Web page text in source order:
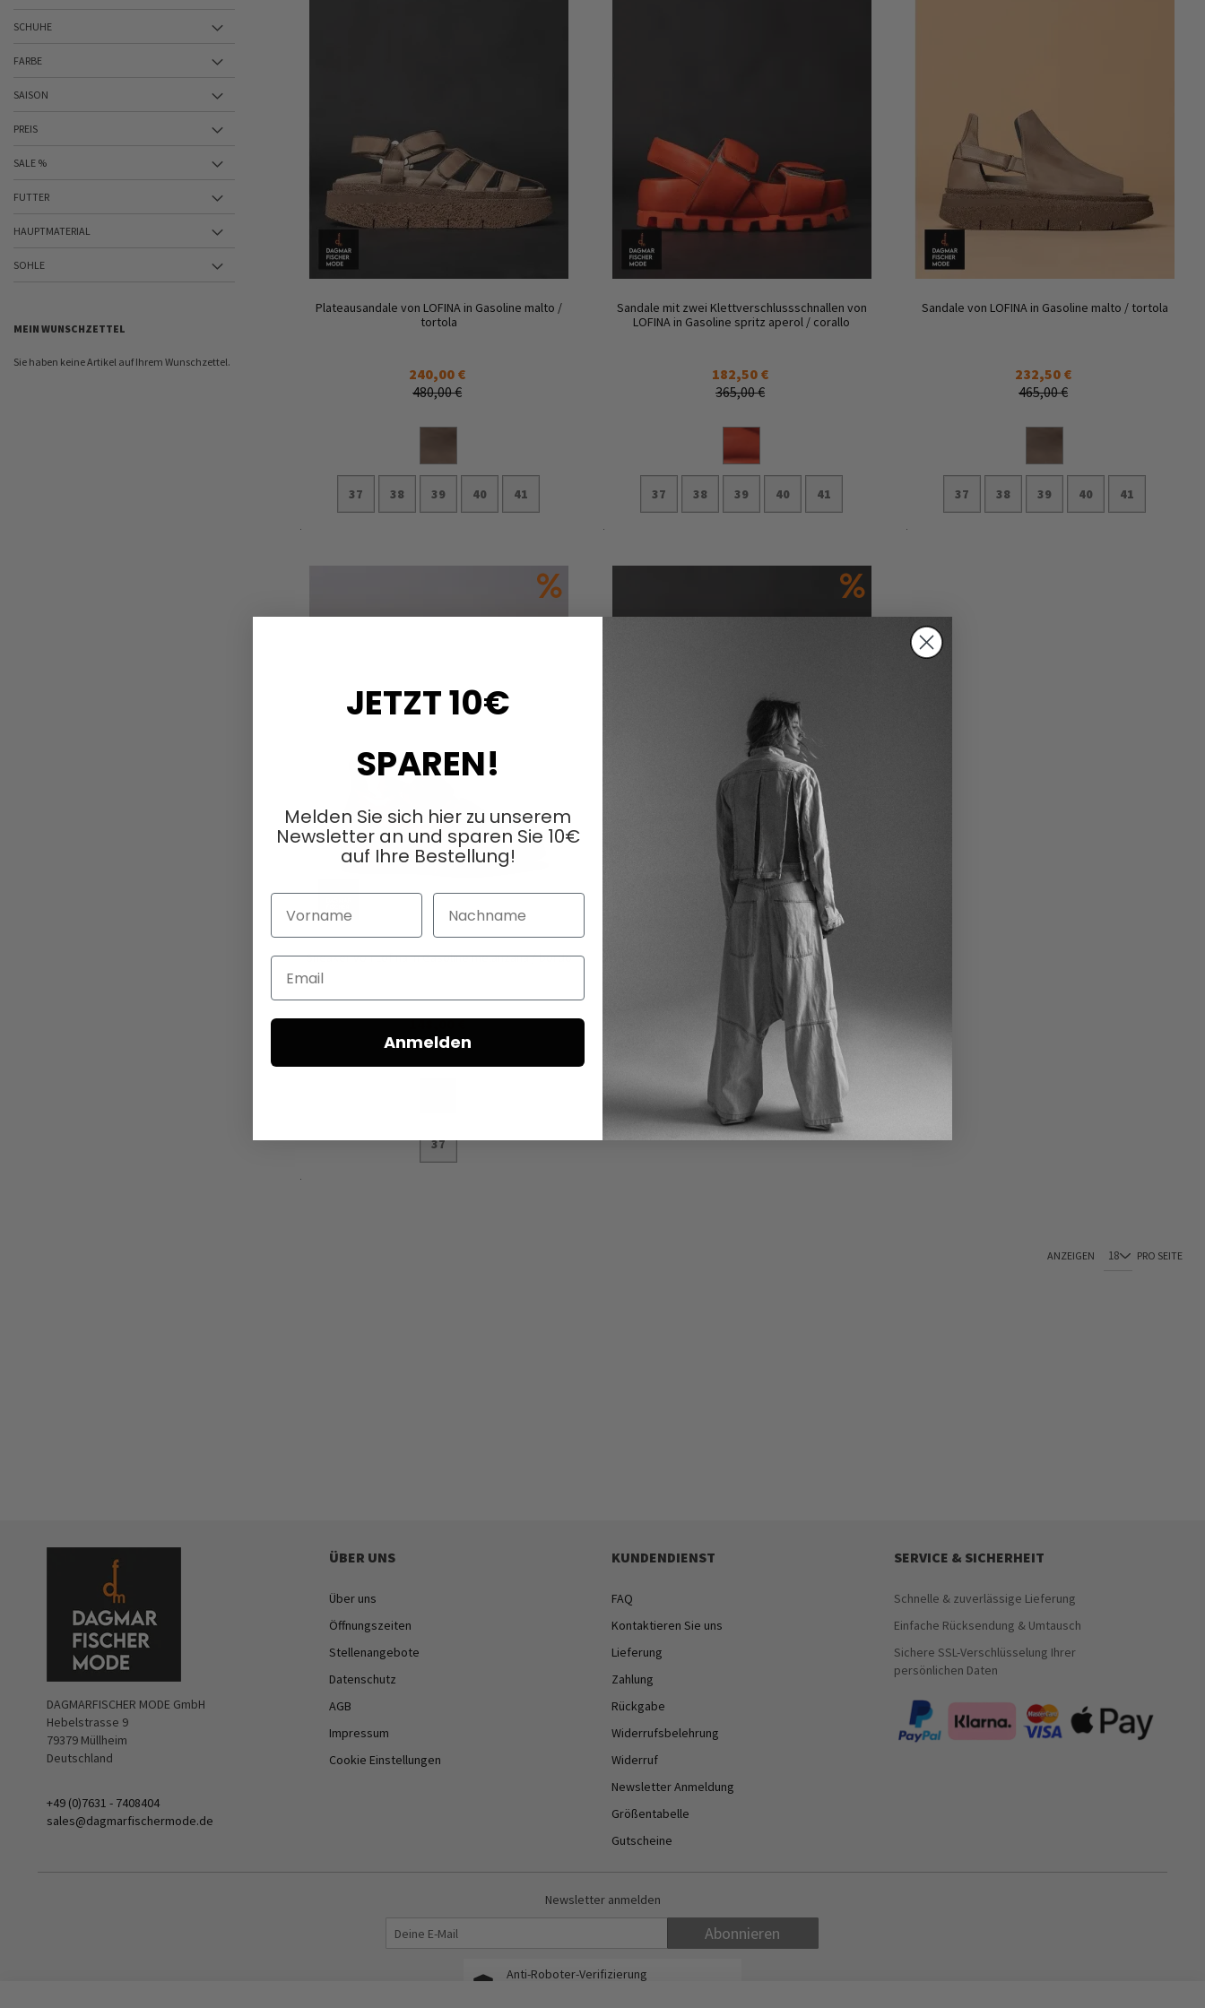
Plateausandale von LOFINA in Gasoline malto /
tortola
240,00 €
480,00 €
37 38 39 40 41
Sandale mit zwei Klettverschlussschnallen von
LOFINA in Gasoline spritz aperol / corallo
182,50 €
365,00 €
37 38 39 40 41
Sandale von LOFINA in Gasoline malto / tortola
232,50 €
465,00 €
37 38 39 40 41
Sneaker von Lofina in Gasoline melanzana / bordo
148,00 €
370,00 €
37
Ledersandale von SORT AARHUS in Gasoline perla
akoya / perla akoya
167,50 €
335,00 €
Sold Out
ANZEIGEN PRO SEITE
SCHUHE
FARBE
SAISON
PREIS
SALE %
FUTTER
HAUPTMATERIAL
SOHLE
MEIN WUNSCHZETTEL
Sie haben keine Artikel auf Ihrem Wunschzettel.
DAGMARFISCHER MODE GmbH
Hebelstrasse 9
79379 Müllheim
Deutschland
+49 (0)7631 - 7408404
sales@dagmarfischermode.de
ÜBER UNS
Über uns
Öffnungszeiten
Stellenangebote
Datenschutz
AGB
Impressum
Cookie Einstellungen
KUNDENDIENST
FAQ
Kontaktieren Sie uns
Lieferung
Zahlung
Rückgabe
Widerrufsbelehrung
Widerruf
Newsletter Anmeldung
Größentabelle
Gutscheine
SERVICE & SICHERHEIT
Schnelle & zuverlässige Lieferung
Einfache Rücksendung & Umtausch
Sichere SSL-Verschlüsselung Ihrer
persönlichen Daten
Newsletter anmelden
Abonnieren
Anti-Roboter-Verifizierung
JETZT 10€
SPAREN!
Melden Sie sich hier zu unserem
Newsletter an und sparen Sie 10€
auf Ihre Bestellung!
Vorname Nachname
Email
Anmelden